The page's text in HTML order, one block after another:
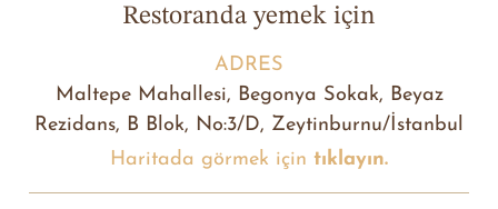
Restoranda yemek için
ADRES
Maltepe Mahallesi, Begonya Sokak, Beyaz
Rezidans, B Blok, No:3/D, Zeytinburnu/İstanbul
Haritada görmek için tıklayın.